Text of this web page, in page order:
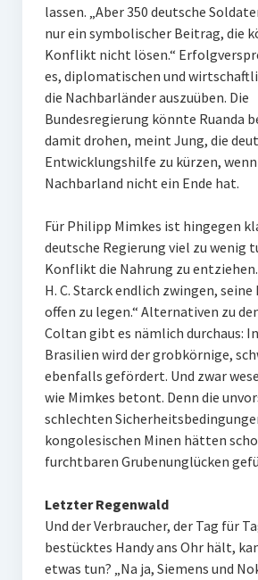
lassen. „Aber 350 deutsche
nur ein symbolischer Beitrag, die
Konflikt nicht lösen.“
es, diplomatischen und
die Nachbarländer auszuüben. Die
Bundesregierung könnte Ruanda
damit drohen, meint Jung, die
Entwicklungshilfe zu kürzen,
Nachbarland nicht ein Ende hat.
Für Philipp Mimkes ist hingegen
deutsche Regierung viel zu wenig
Konflikt die Nahrung zu
H. C. Starck endlich zwingen,
offen zu legen.“ Alternativen zu
Coltan gibt es nämlich durchaus:
Brasilien wird der grobkörnige,
ebenfalls gefördert. Und zwar
wie Mimkes betont. Denn die
schlechten
kongolesischen Minen hätten
furchtbaren Grubenunglücken
Letzter Regenwald
Und der Verbraucher, der Tag für
bestücktes Handy ans Ohr hält,
etwas tun? „Na ja, Siemens und